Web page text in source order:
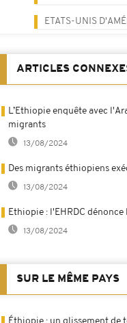
ETATS-UNIS
ARTICLES
L’Ethiopie enquête avec
migrants
13/08/2024
Des migrants éthiopiens
13/08/2024
Ethiopie : l'EHRDC
13/08/2024
SUR LE MÊME PAYS